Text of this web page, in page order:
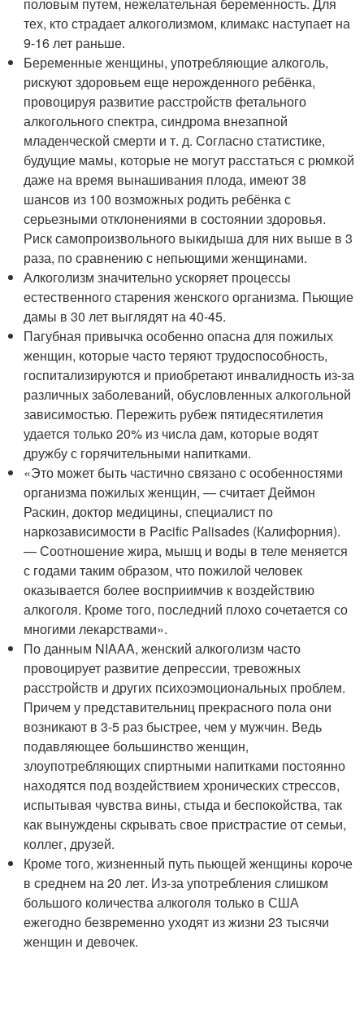
тех, кто страдает алкоголизмом, климакс наступает на
9-16 лет раньше.
Беременные женщины, употребляющие алкоголь,
рискуют здоровьем еще нерожденного ребёнка,
провоцируя развитие расстройств фетального
алкогольного спектра, синдрома внезапной
младенческой смерти и т. д. Согласно статистике,
будущие мамы, которые не могут расстаться с рюмкой
даже на время вынашивания плода, имеют 38
шансов из 100 возможных родить ребёнка с
серьезными отклонениями в состоянии здоровья.
Риск самопроизвольного выкидыша для них выше в 3
раза, по сравнению с непьющими женщинами.
Алкоголизм значительно ускоряет процессы
естественного старения женского организма. Пьющие
дамы в 30 лет выглядят на 40-45.
Пагубная привычка особенно опасна для пожилых
женщин, которые часто теряют трудоспособность,
госпитализируются и приобретают инвалидность из-за
различных заболеваний, обусловленных алкогольной
зависимостью. Пережить рубеж пятидесятилетия
удается только 20% из числа дам, которые водят
дружбу с горячительными напитками.
«Это может быть частично связано с особенностями
организма пожилых женщин, — считает Деймон
Раскин, доктор медицины, специалист по
наркозависимости в Pacific Palisades (Калифорния).
— Соотношение жира, мышц и воды в теле меняется
с годами таким образом, что пожилой человек
оказывается более восприимчив к воздействию
алкоголя. Кроме того, последний плохо сочетается со
многими лекарствами».
По данным NIAAA, женский алкоголизм часто
провоцирует развитие депрессии, тревожных
расстройств и других психоэмоциональных проблем.
Причем у представительниц прекрасного пола они
возникают в 3-5 раз быстрее, чем у мужчин. Ведь
подавляющее большинство женщин,
злоупотребляющих спиртными напитками постоянно
находятся под воздействием хронических стрессов,
испытывая чувства вины, стыда и беспокойства, так
как вынуждены скрывать свое пристрастие от семьи,
коллег, друзей.
Кроме того, жизненный путь пьющей женщины короче
в среднем на 20 лет. Из-за употребления слишком
большого количества алкоголя только в США
ежегодно безвременно уходят из жизни 23 тысячи
женщин и девочек.